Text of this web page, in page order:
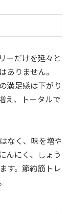
ーだけを延々と
ありません。
満足感は下がり
え、トータルで
なく、味を増や
んにく、しょう
す。節約筋トレ